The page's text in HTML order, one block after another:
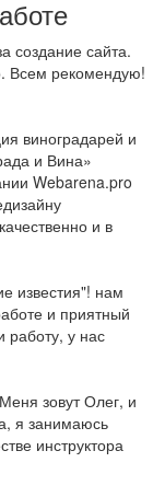
создание сайта.
Всем рекомендую!
виноградарей и
и Вина»
Webarena.pro
и в
известия"! нам
и приятный
работу, у нас
зовут Олег, и
я занимаюсь
инструктора